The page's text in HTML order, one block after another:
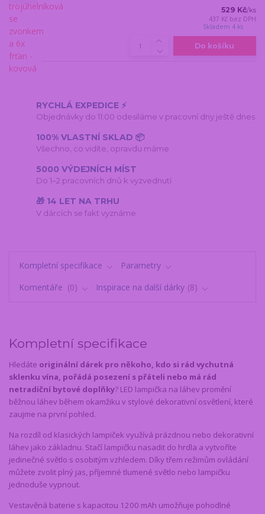
529 Kč/ks
437 Kč bez DPH
Skladem 4 ks
Do košíku
RYCHLÁ EXPEDICE ⚡
Objednávky do 11:00 odesíláme v pracovní dny ještě dnes
100% VLASTNÍ SKLAD 📦
Všechno, co vidíte, opravdu máme
5000 VÝDEJNÍCH MÍST
Do 1–2 pracovních dnů k vyzvednutí
🎁 14 LET NA TRHU
V dárcích se fakt vyznáme
Kompletní specifikace
Parametry
Komentáře
0 Inspirace na další dárky 8
Kompletní specifikace
Hledáte originální dárek pro někoho, kdo si rád vychutná
sklenku vína, pořádá posezení s přáteli nebo má rád
netradiční bytové doplňky? LED lampička na láhev promění
běžnou láhev během okamžiku v stylové dekorativní osvětlení, které
zaujme na první pohled.
Na rozdíl od klasických lampiček využívá prázdnou nebo dekorativní
láhev jako základnu. Stačí lampičku nasadit do hrdla a vytvoříte
jedinečné světlo s osobitým vzhledem. Díky třem režimům ovládání
můžete zvolit plný jas, příjemné tlumené světlo nebo lampičku
jednoduše vypnout.
Vestavěná baterie s kapacitou 1200 mAh umožňuje pohodlné